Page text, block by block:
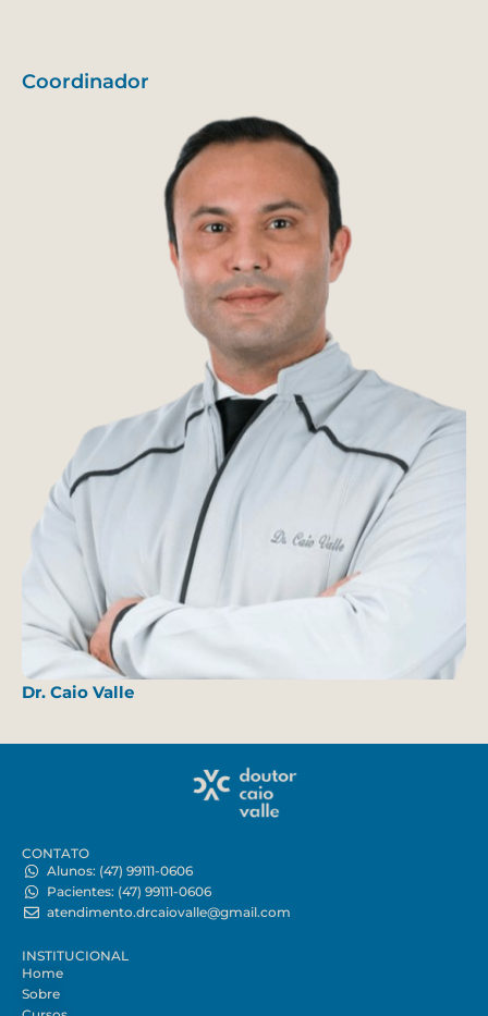
Coordinador
Dr. Caio Valle
CONTATO
Alunos: (47) 99111-0606
Pacientes: (47) 99111-0606
atendimento.drcaiovalle@gmail.com
INSTITUCIONAL
Home
Sobre